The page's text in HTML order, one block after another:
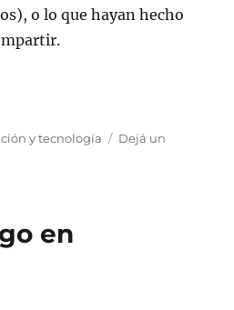
o lo que hayan hecho
y tecnología
Dejá un
en